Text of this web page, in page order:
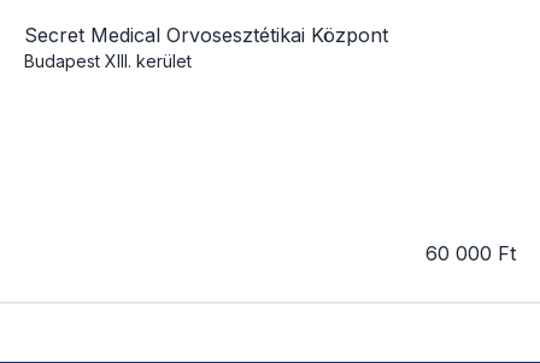
Secret Medical Orvosesztétikai Központ
Budapest XIII. kerület
60 000 Ft